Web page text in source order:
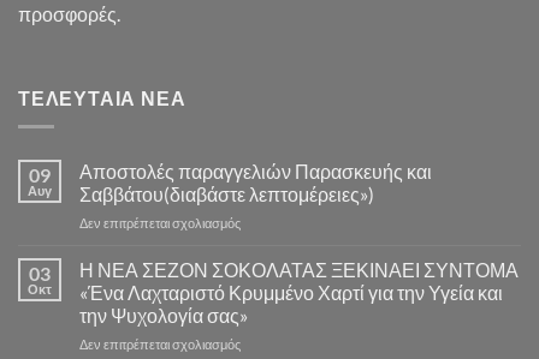
προσφορές.
ΤΕΛΕΥΤΑΊΑ ΝΈΑ
09
Αυγ
Αποστολές παραγγελιών Παρασκευής και
Σαββάτου(διαβάστε λεπτομέρειες»)
Δεν επιτρέπεται σχολιασμόςστο
παραγγελιών
Παρασκευής
και
Σαββάτου(διαβάστε
λεπτομέρειες»)
03
Οκτ
Η ΝΕΑ ΣΕΖΟΝ ΣΟΚΟΛΑΤΑΣ ΞΕΚΙΝΑΕΙ ΣΥΝΤΟΜΑ
«Ένα Λαχταριστό Κρυμμένο Χαρτί για την Υγεία και
την Ψυχολογία σας»
Δεν επιτρέπεται σχολιασμόςστο